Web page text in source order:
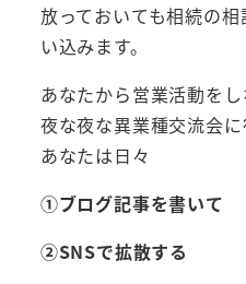
放っておいても相続の
い込みます。
あなたから営業活動をし
夜な夜な異業種交流会に
あなたは日々
①ブログ記事を書いて
②SNSで拡散する